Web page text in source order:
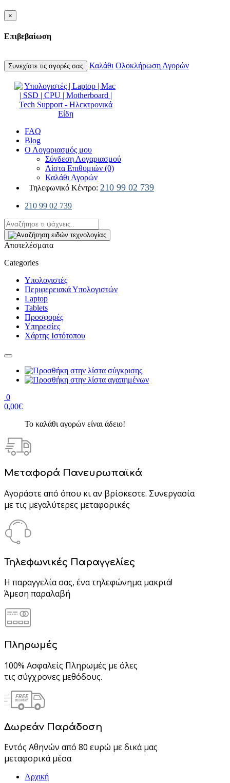
×
Επιβεβαίωση
Συνεχίστε τις αγορές σας Καλάθι Ολοκλήρωση Αγορών
FAQ
Blog
Ο Λογαριασμός μου
Σύνδεση Λογαριασμού
Λίστα Επιθυμιών (0)
Καλάθι Αγορών
Τηλεφωνικό Κέντρο: 210 99 02 739
210 99 02 739
Αποτελέσματα
Categories
Υπολογιστές
Περιφερειακά Υπολογιστών
Laptop
Tablets
Προσφορές
Υπηρεσίες
Χάρτης Ιστότοπου
0
0,00€
Το καλάθι αγορών είναι άδειο!
Μεταφορά Πανευρωπαϊκά
Αγοράστε από όπου κι αν βρίσκεστε. Συνεργασία
με τις μεγαλύτερες μεταφορικές
Τηλεφωνικές Παραγγελίες
Η παραγγελία σας, ένα τηλεφώνημα μακριά!
Άμεση παραλαβή
Πληρωμές
100% Ασφαλείς Πληρωμές με όλες
τις σύγχρονες μεθόδους.
Δωρεάν Παράδοση
Εντός Αθηνών από 80 ευρώ με δικά μας
μεταφορικά μέσα
Αρχική